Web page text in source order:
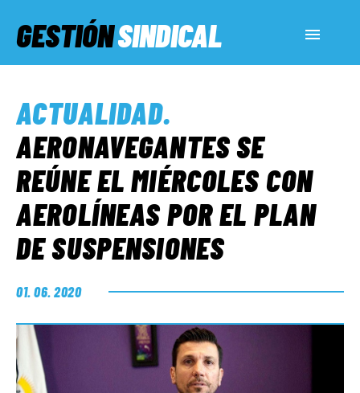
GESTIÓNSINDICAL
SERVICIOS SOCIALES
INFORMES ESPECIALES
FUERA DE MEGÁFONO
EL LADO «G»
ACTUALIDAD.
AERONAVEGANTES SE
REÚNE EL MIÉRCOLES CON
AEROLÍNEAS POR EL PLAN
DE SUSPENSIONES
01. 06. 2020